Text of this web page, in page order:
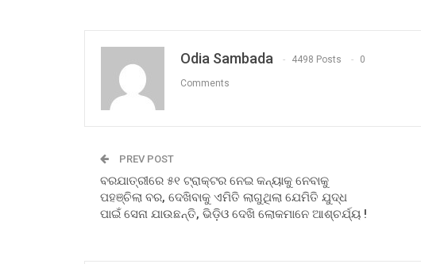
Odia Sambada 4498 Posts 0
Comments
PREV POST
ବରଯାତ୍ରୀରେ ୫୧ ଟ୍ରାକ୍ଟର ନେଇ କନ୍ୟାକୁ ନେବାକୁ
ପହଞ୍ଚିଲା ବର, ଦେଖିବାକୁ ଏମିତି ଲାଗୁଥିଲା ଯେମିତି ଯୁଦ୍ଧ
ପାଇଁ ସେନା ଯାଉଛନ୍ତି, ଭିଡ଼ିଓ ଦେଖି ଲୋକମାନେ ଆଶ୍ଚର୍ଯ୍ୟ !